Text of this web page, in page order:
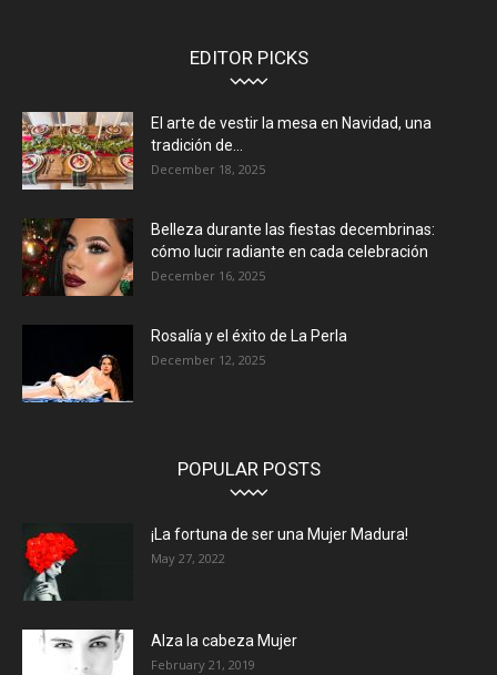
EDITOR PICKS
El arte de vestir la mesa en Navidad, una
tradición de...
December 18, 2025
Belleza durante las fiestas decembrinas:
cómo lucir radiante en cada celebración
December 16, 2025
Rosalía y el éxito de La Perla
December 12, 2025
POPULAR POSTS
¡La fortuna de ser una Mujer Madura!
May 27, 2022
Alza la cabeza Mujer
February 21, 2019